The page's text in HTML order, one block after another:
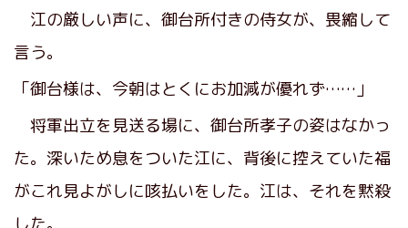
江の厳しい声に、御台所付きの侍女が、畏縮して
言う。
「御台様は、今朝はとくにお加減が優れず……」
将軍出立を見送る場に、御台所孝子の姿はなかっ
た。深いため息をついた江に、背後に控えていた福
がこれ見よがしに咳払いをした。江は、それを黙殺